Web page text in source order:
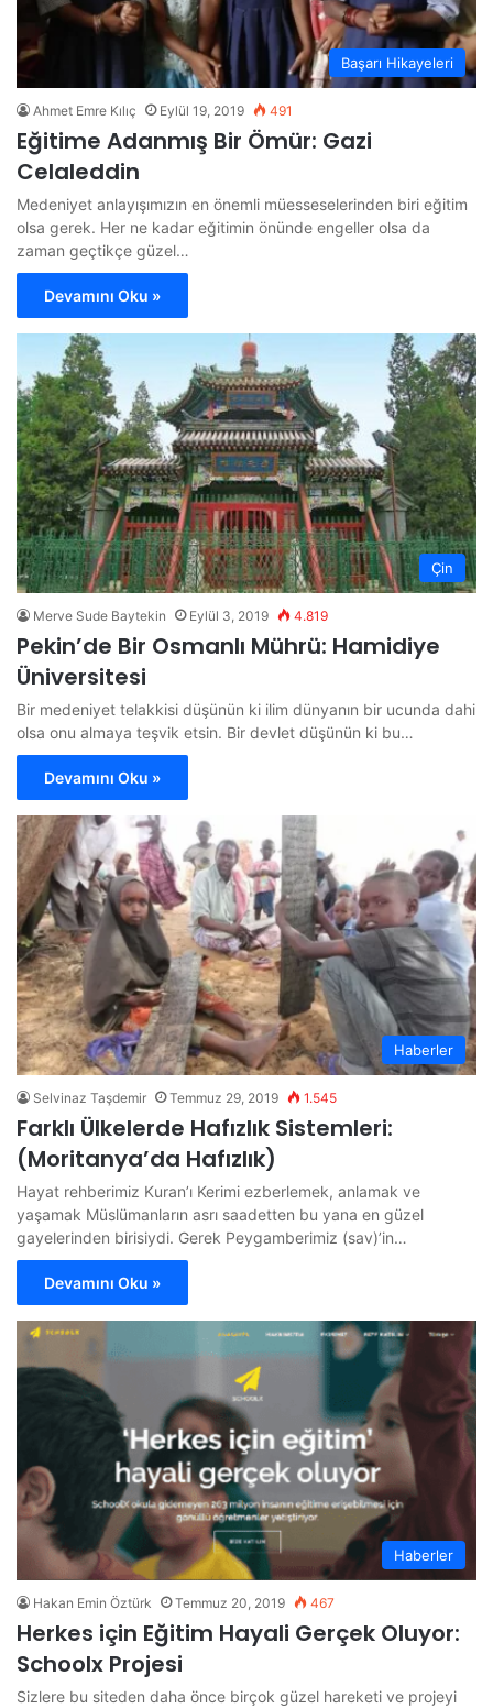
Başarı Hikayeleri
Ahmet Emre Kılıç Eylül 19, 2019 491
Eğitime Adanmış Bir Ömür: Gazi
Celaleddin
Medeniyet anlayışımızın en önemli müesseselerinden biri eğitim
olsa gerek. Her ne kadar eğitimin önünde engeller olsa da
zaman geçtikçe güzel…
Devamını Oku »
Çin
Merve Sude Baytekin Eylül 3, 2019 4.819
Pekin’de Bir Osmanlı Mührü: Hamidiye
Üniversitesi
Bir medeniyet telakkisi düşünün ki ilim dünyanın bir ucunda dahi
olsa onu almaya teşvik etsin. Bir devlet düşünün ki bu…
Devamını Oku »
Haberler
Selvinaz Taşdemir Temmuz 29, 2019 1.545
Farklı Ülkelerde Hafızlık Sistemleri:
(Moritanya’da Hafızlık)
Hayat rehberimiz Kuran’ı Kerimi ezberlemek, anlamak ve
yaşamak Müslümanların asrı saadetten bu yana en güzel
gayelerinden birisiydi. Gerek Peygamberimiz (sav)’in…
Devamını Oku »
Haberler
Hakan Emin Öztürk Temmuz 20, 2019 467
Herkes için Eğitim Hayali Gerçek Oluyor:
Schoolx Projesi
Sizlere bu siteden daha önce birçok güzel hareketi ve projeyi